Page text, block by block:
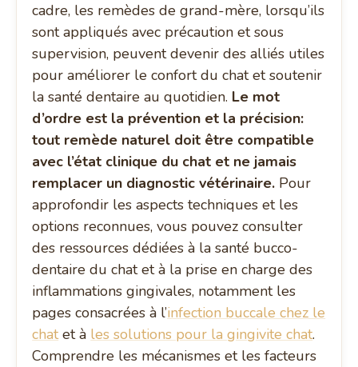
cadre, les remèdes de grand-mère, lorsqu’ils
sont appliqués avec précaution et sous
supervision, peuvent devenir des alliés utiles
pour améliorer le confort du chat et soutenir
la santé dentaire au quotidien. Le mot
d’ordre est la prévention et la précision:
tout remède naturel doit être compatible
avec l’état clinique du chat et ne jamais
remplacer un diagnostic vétérinaire. Pour
approfondir les aspects techniques et les
options reconnues, vous pouvez consulter
des ressources dédiées à la santé bucco-
dentaire du chat et à la prise en charge des
inflammations gingivales, notamment les
pages consacrées à l’infection buccale chez le
chatet à les solutions pour la gingivite chat.
Comprendre les mécanismes et les facteurs